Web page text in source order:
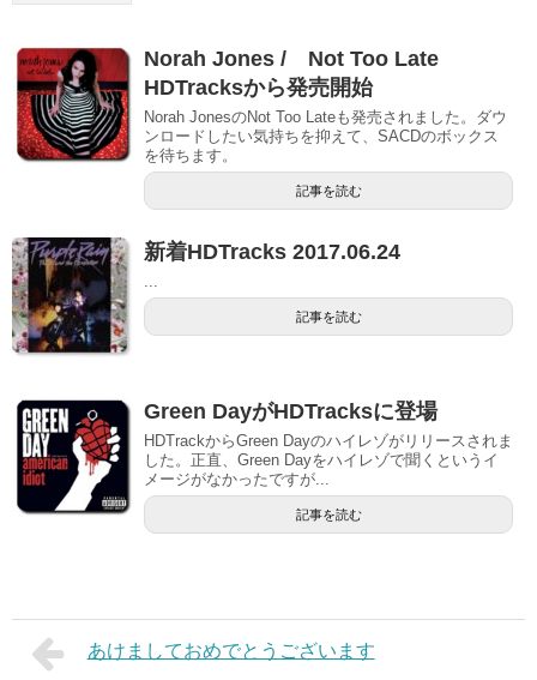
Norah Jones / Not Too Late
HDTracksから発売開始
Norah JonesのNot Too Lateも発売されました。ダウ
ンロードしたい気持ちを抑えて、SACDのボックス
を待ちます。
記事を読む
新着HDTracks 2017.06.24
...
記事を読む
Green DayがHDTracksに登場
HDTrackからGreen Dayのハイレゾがリリースされま
した。正直、Green Dayをハイレゾで聞くというイ
メージがなかったですが...
記事を読む
あけましておめでとうございます